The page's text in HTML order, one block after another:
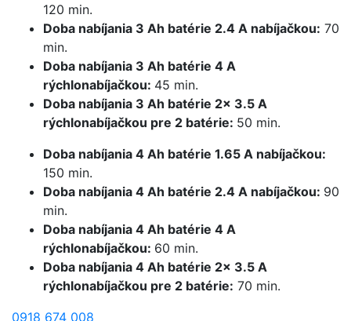
120 min.
Doba nabíjania 3 Ah batérie 2.4 A nabíjačkou: 70
min.
Doba nabíjania 3 Ah batérie 4 A
rýchlonabíjačkou: 45 min.
Doba nabíjania 3 Ah batérie 2x 3.5 A
rýchlonabíjačkou pre 2 batérie: 50 min.
Doba nabíjania 4 Ah batérie 1.65 A nabíjačkou:
150 min.
Doba nabíjania 4 Ah batérie 2.4 A nabíjačkou: 90
min.
Doba nabíjania 4 Ah batérie 4 A
rýchlonabíjačkou: 60 min.
Doba nabíjania 4 Ah batérie 2x 3.5 A
rýchlonabíjačkou pre 2 batérie: 70 min.
0918 674 008